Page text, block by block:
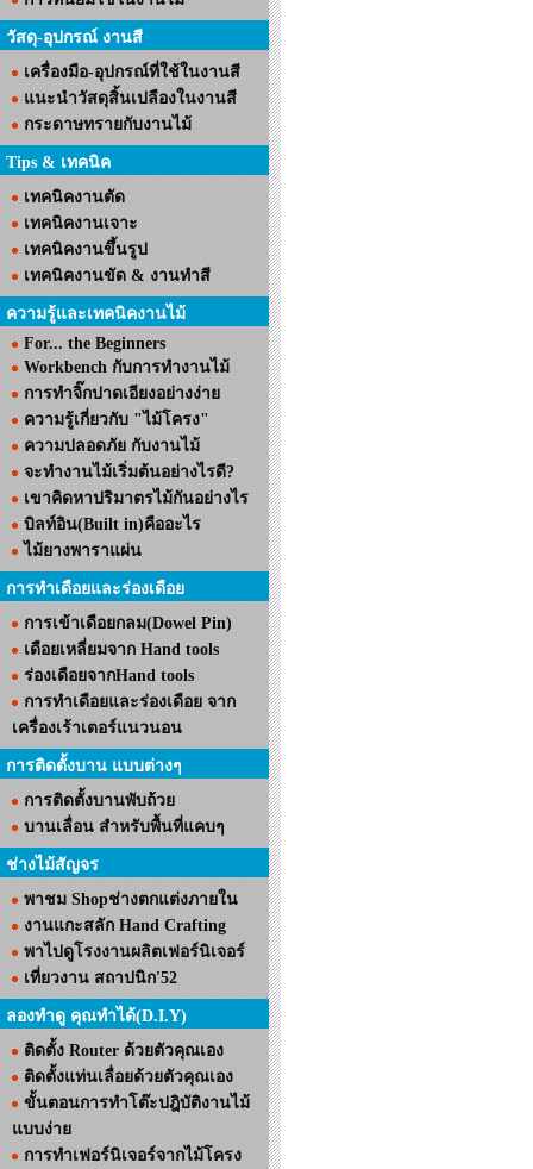
วัสดุ-อุปกรณ์ งานสี
เครื่องมือ-อุปกรณ์ที่ใช้ในงานสี
แนะนำวัสดุสิ้นเปลืองในงานสี
กระดาษทรายกับงานไม้
Tips & เทคนิค
เทคนิคงานตัด
เทคนิคงานเจาะ
เทคนิคงานขึ้นรูป
เทคนิคงานขัด & งานทำสี
ความรู้และเทคนิคงานไม้
For... the Beginners
Workbench กับการทำงานไม้
การทำจิ๊กปาดเอียงอย่างง่าย
ความรู้เกี่ยวกับ "ไม้โครง"
ความปลอดภัย กับงานไม้
จะทำงานไม้เริ่มต้นอย่างไรดี?
เขาคิดหาปริมาตรไม้กันอย่างไร
บิลท์อิน(Built in)คืออะไร
ไม้ยางพาราแผ่น
การทำเดือยและร่องเดือย
การเข้าเดือยกลม(Dowel Pin)
เดือยเหลี่ยมจาก Hand tools
ร่องเดือยจากHand tools
การทำเดือยและร่องเดือย จาก
เครื่องเร้าเตอร์แนวนอน
การติดตั้งบาน แบบต่างๆ
การติดตั้งบานพับถ้วย
บานเลื่อน สำหรับพื้นที่แคบๆ
ช่างไม้สัญจร
พาชม Shopช่างตกแต่งภายใน
งานแกะสลัก Hand Crafting
พาไปดูโรงงานผลิตเฟอร์นิเจอร์
เที่ยวงาน สถาปนิก'52
ลองทำดู คุณทำได้(D.I.Y)
ติดตั้ง Router ด้วยตัวคุณเอง
ติดตั้งแท่นเลื่อยด้วยตัวคุณเอง
ขั้นตอนการทำโต๊ะปฎิบัติงานไม้
แบบง่าย
การทำเฟอร์นิเจอร์จากไม้โครง